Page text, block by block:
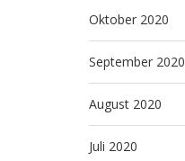
Oktober 2020
September 2020
August 2020
Juli 2020